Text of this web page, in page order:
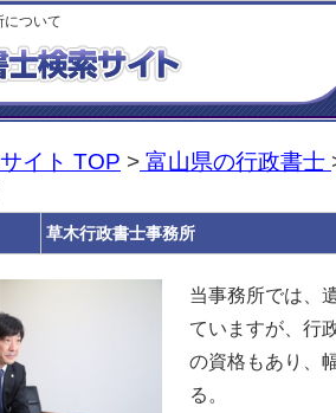
について
イト TOP > 富山県の行政書士
草木行政書士事務所
当事務所では、
ていますが、行
の資格もあり、
る。